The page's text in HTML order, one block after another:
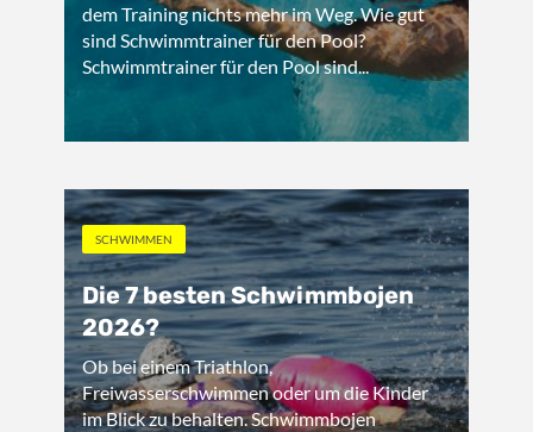
dem Training nichts mehr im Weg. Wie gut
sind Schwimmtrainer für den Pool?
Schwimmtrainer für den Pool sind...
SCHWIMMEN
Die 7 besten Schwimmbojen
2026?
Ob bei einem Triathlon,
Freiwasserschwimmen oder um die Kinder
im Blick zu behalten. Schwimmbojen